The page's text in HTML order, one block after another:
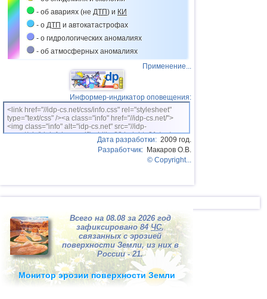
- об авариях (не ДТП) и КИ
- о ДТП и автокатастрофах
- о гидрологических аномалиях
- об атмосферных аномалиях
Применение...
Информер-индикатор оповещения:
<link href="//idp-cs.net/css/info.css" rel="stylesheet"
type="text/css" /><a class="info" href="//idp-cs.net/">
<img class="info" alt="idp-cs.net" src="//idp-
cs.net/pix/idpinfok_sm.gif" width=88 height=31 /></a>
Дата разработки: 2009 год.
Разработчик: Макаров О.В.
© Copyright...
Всего на 08.08 за 2026 год
зафиксировано 84ЧС,
связанных с эрозией
поверхности Земли, из них в
России - 21.
Монитор эрозии поверхности Земли